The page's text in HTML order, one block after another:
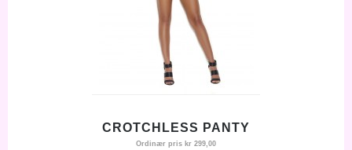
CROTCHLESS PANTY
Ordinær pris kr 299,00